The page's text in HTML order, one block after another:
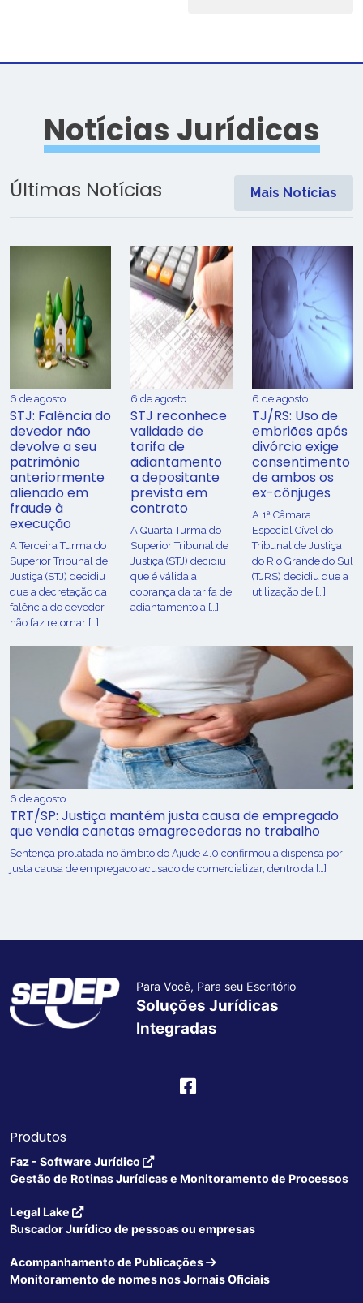
Notícias Jurídicas
Últimas Notícias Mais Notícias
6 de agosto
STJ: Falência do
devedor não
devolve a seu
patrimônio
anteriormente
alienado em
fraude à
execução
A Terceira Turma do
Superior Tribunal de
Justiça (STJ) decidiu
que a decretação da
falência do devedor
não faz retornar […]
6 de agosto
STJ reconhece
validade de
tarifa de
adiantamento
a depositante
prevista em
contrato
A Quarta Turma do
Superior Tribunal de
Justiça (STJ) decidiu
que é válida a
cobrança da tarifa de
adiantamento a […]
6 de agosto
TJ/RS: Uso de
embriões após
divórcio exige
consentimento
de ambos os
ex-cônjuges
A 1ª Câmara
Especial Cível do
Tribunal de Justiça
do Rio Grande do Sul
(TJRS) decidiu que a
utilização de […]
6 de agosto
TRT/SP: Justiça mantém justa causa de empregado
que vendia canetas emagrecedoras no trabalho
Sentença prolatada no âmbito do Ajude 4.0 confirmou a dispensa por
justa causa de empregado acusado de comercializar, dentro da […]
Para Você, Para seu Escritório
Soluções Jurídicas
Integradas
Produtos
Faz - Software Jurídico
Gestão de Rotinas Jurídicas e Monitoramento de Processos
Legal Lake
Buscador Jurídico de pessoas ou empresas
Acompanhamento de Publicações
Monitoramento de nomes nos Jornais Oficiais